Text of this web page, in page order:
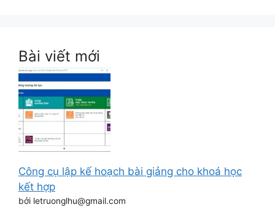
Bài viết mới
Công cụ lập kế hoạch bài giảng cho khoá học
kết hợp
bởi letruonglhu@gmail.com